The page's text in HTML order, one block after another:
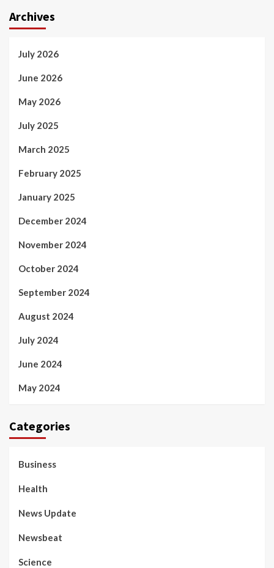
Archives
July 2026
June 2026
May 2026
July 2025
March 2025
February 2025
January 2025
December 2024
November 2024
October 2024
September 2024
August 2024
July 2024
June 2024
May 2024
Categories
Business
Health
News Update
Newsbeat
Science